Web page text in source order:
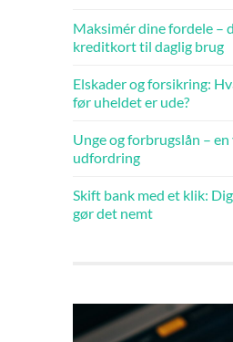
Maksimér dine fordele –
kreditkort til daglig brug
Elskader og forsikring:
før uheldet er ude?
Unge og forbrugslån –
udfordring
Skift bank med et klik:
gør det nemt